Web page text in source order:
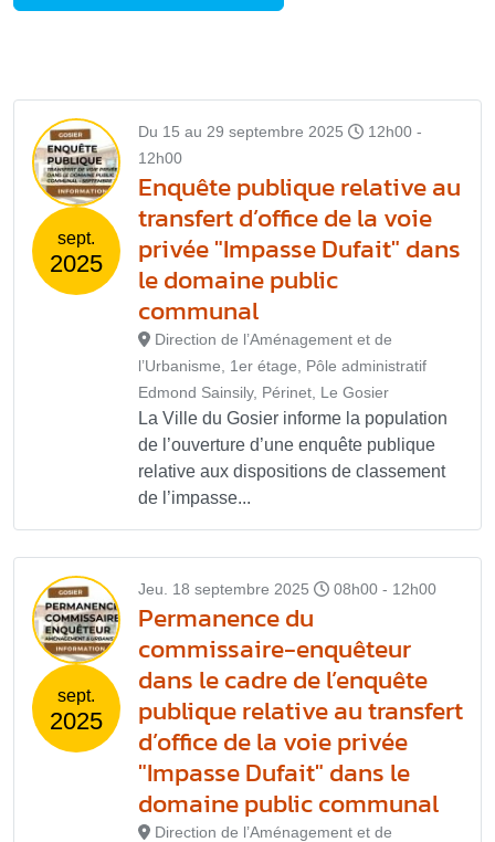
sept.
2025
Du 15 au 29 septembre 2025
12h00 -
12h00
Enquête publique relative au
transfert d’office de la voie
privée "Impasse Dufait" dans
le domaine public
communal
Direction de l’Aménagement et de
l’Urbanisme, 1er étage, Pôle administratif
Edmond Sainsily, Périnet, Le Gosier
La Ville du Gosier informe la population
de l’ouverture d’une enquête publique
relative aux dispositions de classement
de l’impasse...
sept.
2025
Jeu. 18 septembre 2025 08h00 - 12h00
Permanence du
commissaire-enquêteur
dans le cadre de l’enquête
publique relative au transfert
d’office de la voie privée
"Impasse Dufait" dans le
domaine public communal
Direction de l’Aménagement et de